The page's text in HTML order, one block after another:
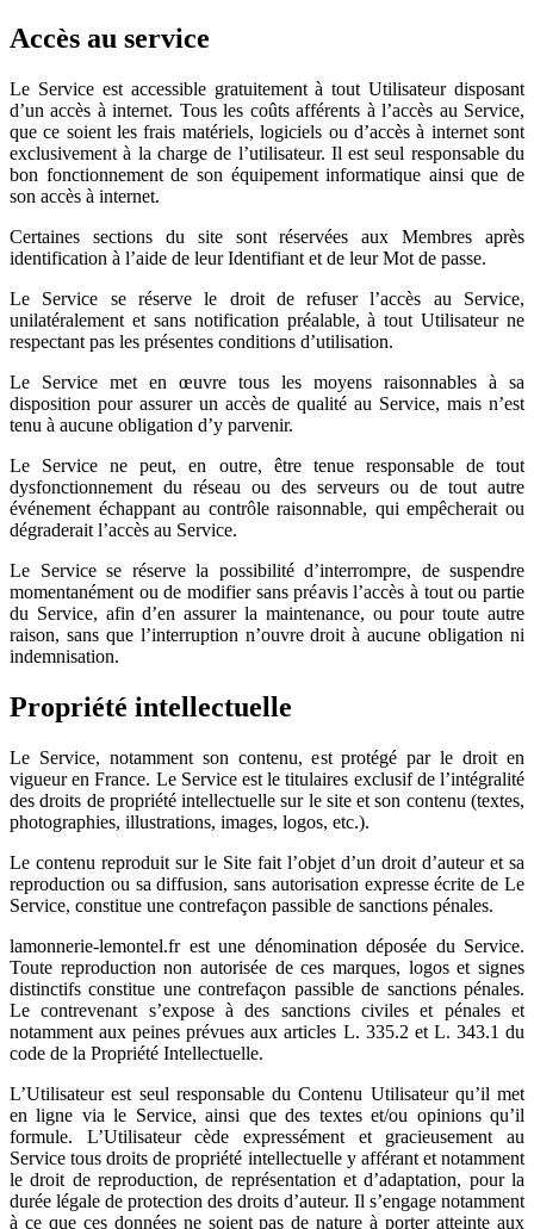
Accès au service
Le Service est accessible gratuitement à tout Utilisateur disposant
d’un accès à internet. Tous les coûts afférents à l’accès au Service,
que ce soient les frais matériels, logiciels ou d’accès à internet sont
exclusivement à la charge de l’utilisateur. Il est seul responsable du
bon fonctionnement de son équipement informatique ainsi que de
son accès à internet.
Certaines sections du site sont réservées aux Membres après
identification à l’aide de leur Identifiant et de leur Mot de passe.
Le Service se réserve le droit de refuser l’accès au Service,
unilatéralement et sans notification préalable, à tout Utilisateur ne
respectant pas les présentes conditions d’utilisation.
Le Service met en œuvre tous les moyens raisonnables à sa
disposition pour assurer un accès de qualité au Service, mais n’est
tenu à aucune obligation d’y parvenir.
Le Service ne peut, en outre, être tenue responsable de tout
dysfonctionnement du réseau ou des serveurs ou de tout autre
événement échappant au contrôle raisonnable, qui empêcherait ou
dégraderait l’accès au Service.
Le Service se réserve la possibilité d’interrompre, de suspendre
momentanément ou de modifier sans préavis l’accès à tout ou partie
du Service, afin d’en assurer la maintenance, ou pour toute autre
raison, sans que l’interruption n’ouvre droit à aucune obligation ni
indemnisation.
Propriété intellectuelle
Le Service, notamment son contenu, est protégé par le droit en
vigueur en France. Le Service est le titulaires exclusif de l’intégralité
des droits de propriété intellectuelle sur le site et son contenu (textes,
photographies, illustrations, images, logos, etc.).
Le contenu reproduit sur le Site fait l’objet d’un droit d’auteur et sa
reproduction ou sa diffusion, sans autorisation expresse écrite de Le
Service, constitue une contrefaçon passible de sanctions pénales.
lamonnerie-lemontel.fr est une dénomination déposée du Service.
Toute reproduction non autorisée de ces marques, logos et signes
distinctifs constitue une contrefaçon passible de sanctions pénales.
Le contrevenant s’expose à des sanctions civiles et pénales et
notamment aux peines prévues aux articles L. 335.2 et L. 343.1 du
code de la Propriété Intellectuelle.
L’Utilisateur est seul responsable du Contenu Utilisateur qu’il met
en ligne via le Service, ainsi que des textes et/ou opinions qu’il
formule. L’Utilisateur cède expressément et gracieusement au
Service tous droits de propriété intellectuelle y afférant et notamment
le droit de reproduction, de représentation et d’adaptation, pour la
durée légale de protection des droits d’auteur. Il s’engage notamment
à ce que ces données ne soient pas de nature à porter atteinte aux